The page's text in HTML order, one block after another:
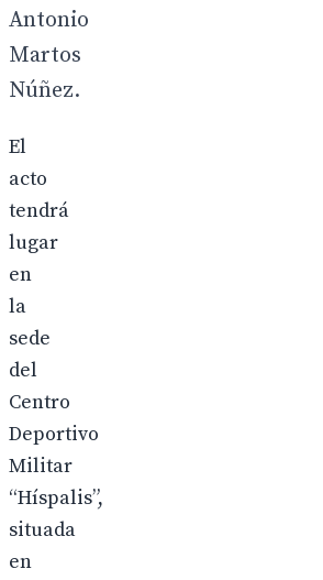
Antonio
Martos
Núñez.
El
acto
tendrá
lugar
en
la
sede
del
Centro
Deportivo
Militar
“Híspalis”,
situada
en